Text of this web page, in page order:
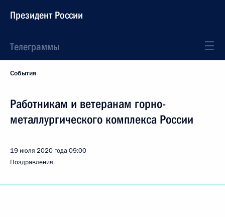
Президент России
Телеграммы
События
Работникам и ветеранам горно-
металлургического комплекса России
19 июля 2020 года09:00
Поздравления